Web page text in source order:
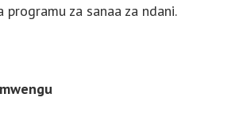
programu za sanaa za ndani.